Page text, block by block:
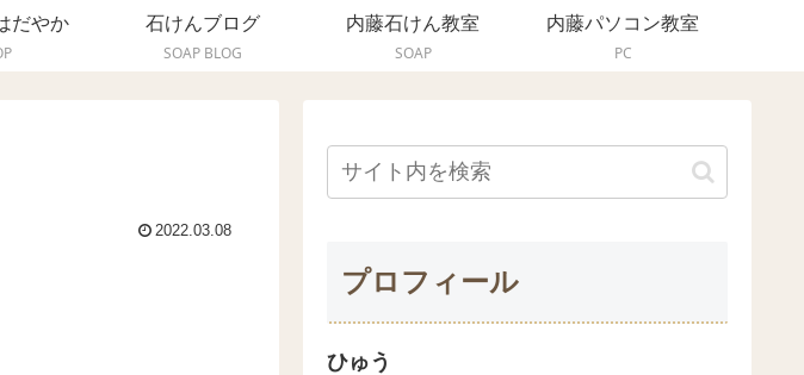
だやか
石けんブログ
SOAP BLOG
内藤石けん教室
SOAP
内藤パソコン教室
PC
2022.03.08
プロフィール
ひゅう